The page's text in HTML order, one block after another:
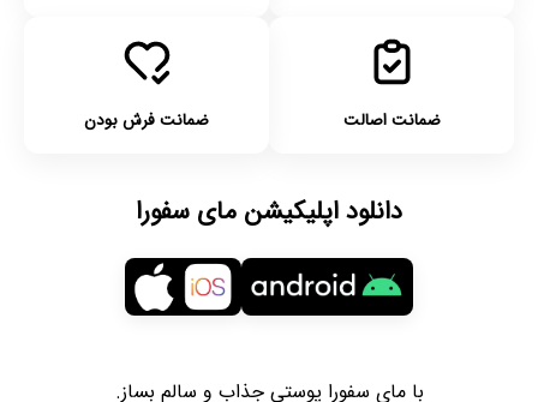
ضمانت اصالت ضمانت فرش بودن
دانلود اپلیکیشن مای سفورا
با مای سفورا پوستی جذاب و سالم بساز.